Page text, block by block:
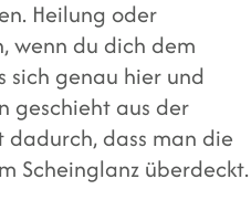
Heilung oder
wenn du dich dem
sich genau hier und
geschieht aus der
dadurch, dass man die
Scheinglanz überdeckt.